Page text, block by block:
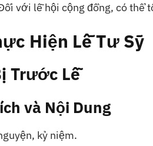
với lễ hội cộng đồng, có thể
Hiện Lễ Tư Sỹ
Trước Lễ
và Nội Dung
kỷ niệm.